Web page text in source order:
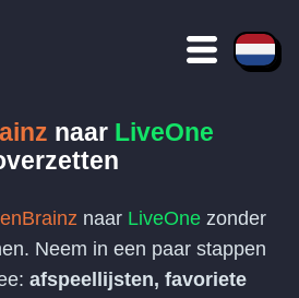
naar LiveOne
naar LiveOne zonder
Neem in een paar stappen
afspeellijsten, favoriete